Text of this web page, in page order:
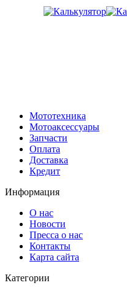
Мототехника
Мотоаксессуары
Запчасти
Оплата
Доставка
Кредит
Информация
О нас
Новости
Пресса о нас
Контакты
Карта сайта
Категории